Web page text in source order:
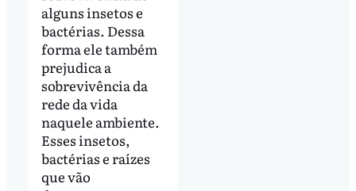
alguns insetos e
bactérias. Dessa
forma ele também
prejudica a
sobrevivência da
rede da vida
naquele ambiente.
Esses insetos,
bactérias e raízes
que vão